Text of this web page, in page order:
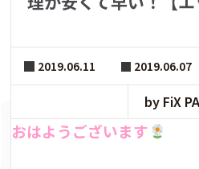
2019.06.11 2019.06.07
by FiX
おはようございます